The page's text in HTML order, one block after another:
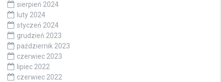
sierpień 2024
luty 2024
styczeń 2024
grudzień 2023
październik 2023
czerwiec 2023
lipiec 2022
czerwiec 2022